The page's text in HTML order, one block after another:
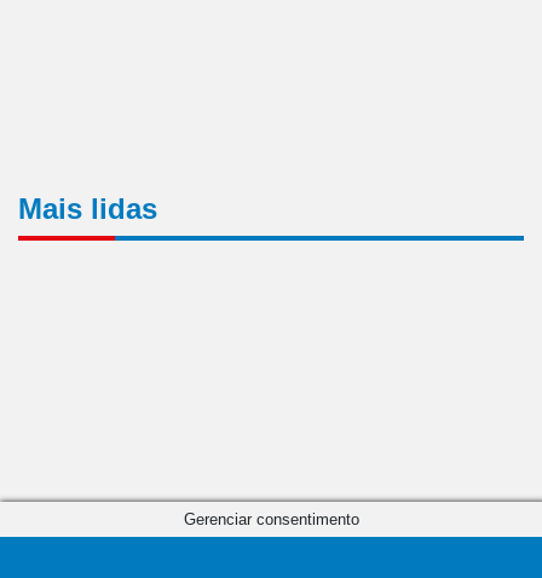
Mais lidas
Gerenciar consentimento